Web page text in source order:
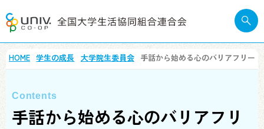
HOME 学生の成長 大学院生委員会 手話から始める心のバリアフリー
手話から始める心のバリアフリ